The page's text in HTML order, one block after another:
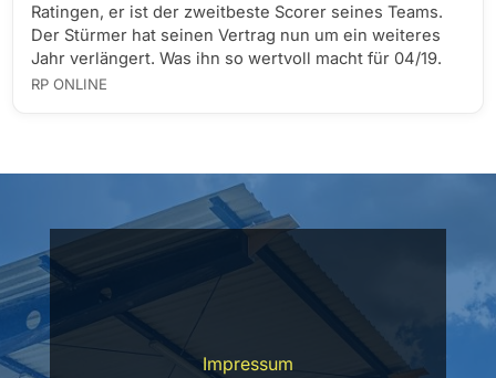
Ratingen, er ist der zweitbeste Scorer seines Teams.
Der Stürmer hat seinen Vertrag nun um ein weiteres
Jahr verlängert. Was ihn so wertvoll macht für 04/19.
RP ONLINE
Impressum